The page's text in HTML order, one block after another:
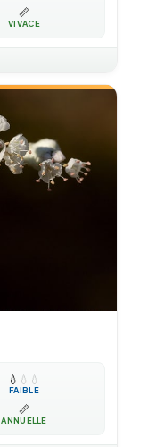
📏
VIVACE
💧 💧 💧
FAIBLE
📏
ANNUELLE